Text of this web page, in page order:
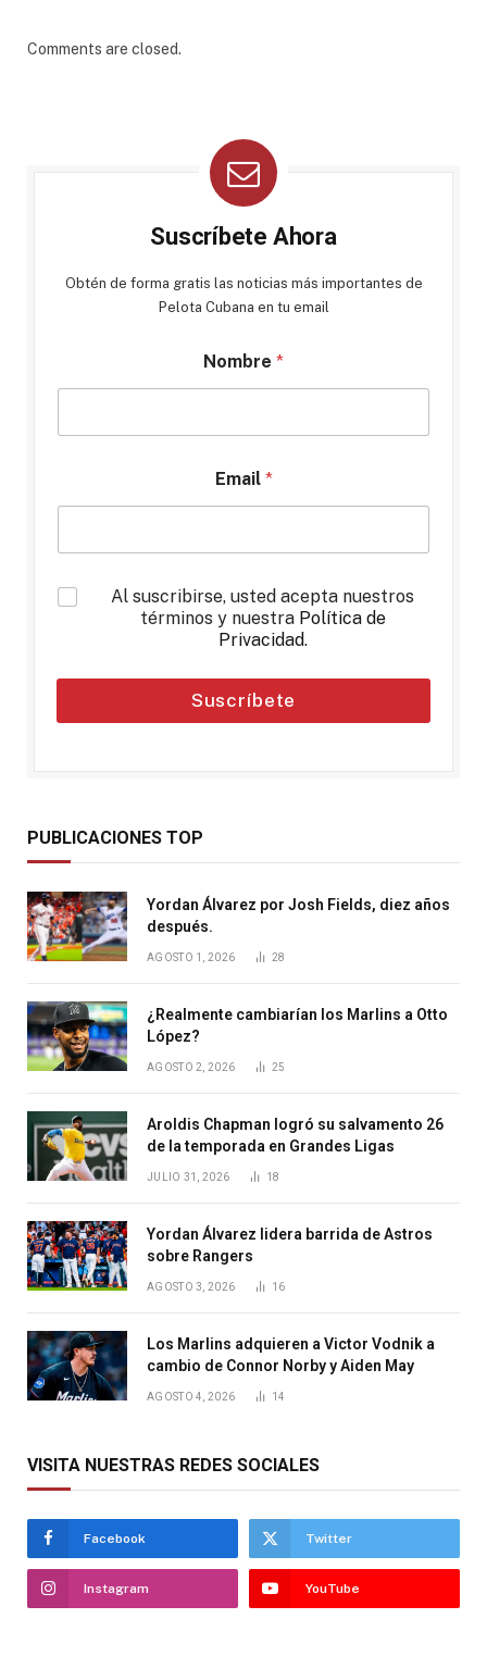
Comments are closed.
Suscríbete Ahora
Obtén de forma gratis las noticias más importantes de
Pelota Cubana en tu email
Nombre *
Email *
*
Al suscribirse, usted acepta nuestros
términos y nuestra Política de
Privacidad.
Suscríbete
PUBLICACIONES TOP
Yordan Álvarez por Josh Fields, diez años
después.
AGOSTO 1, 2026 28
¿Realmente cambiarían los Marlins a Otto
López?
AGOSTO 2, 2026 25
Aroldis Chapman logró su salvamento 26
de la temporada en Grandes Ligas
JULIO 31, 2026 18
Yordan Álvarez lidera barrida de Astros
sobre Rangers
AGOSTO 3, 2026 16
Los Marlins adquieren a Victor Vodnik a
cambio de Connor Norby y Aiden May
AGOSTO 4, 2026 14
VISITA NUESTRAS REDES SOCIALES
Facebook Twitter
Instagram YouTube